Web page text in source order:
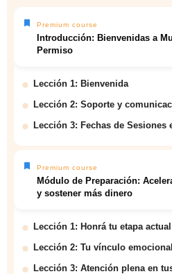
Premium course
Introducción: Bienvenidas a
Permiso
Lección 1: Bienvenida
Lección 2: Soporte y
Lección 3: Fechas de Sesiones
Premium course
Módulo de Preparación:
y sostener más dinero
Lección 1: Honrá tu etapa actual
Lección 2: Tu vínculo
Lección 3: Atención plena en